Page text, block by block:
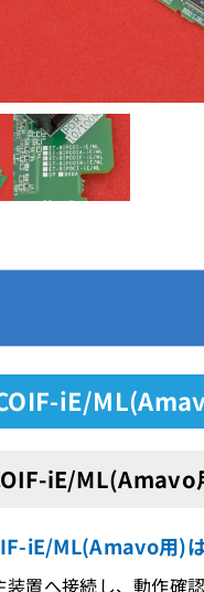
iE/
iE/ML(Amavo
iE/ML(Amavo用)
置へ接続し、動作確